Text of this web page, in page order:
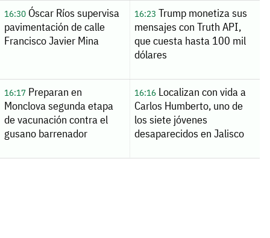
16:30Óscar Ríos supervisa
pavimentación de calle
Francisco Javier Mina
16:23 Trump monetiza sus
mensajes con Truth API,
que cuesta hasta 100 mil
dólares
16:17Preparan en
Monclova segunda etapa
de vacunación contra el
gusano barrenador
16:16Localizan con vida a
Carlos Humberto, uno de
los siete jóvenes
desaparecidos en Jalisco